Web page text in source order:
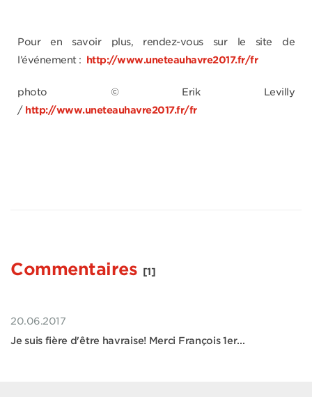
Pour en savoir plus, rendez-vous sur le site de
l’événement : http://www.uneteauhavre2017.fr/fr
photo © Erik Levilly
/ http://www.uneteauhavre2017.fr/fr
Commentaires [1]
20.06.2017
Je suis fière d'être havraise! Merci François 1er...